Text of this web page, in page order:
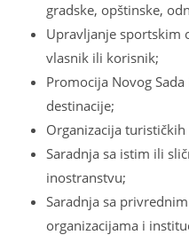
gradske, opštinske,
Upravljanje sportskim
vlasnik ili korisnik;
Promocija Novog
destinacije;
Organizacija
Saradnja sa istim ili
inostranstvu;
Saradnja sa
organizacijama i